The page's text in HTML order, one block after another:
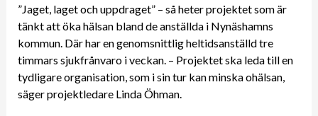
”Jaget, laget och uppdraget” – så heter projektet som är
tänkt att öka hälsan bland de anställda i Nynäshamns
kommun. Där har en genomsnittlig heltidsanställd tre
timmars sjukfrånvaro i veckan. – Projektet ska leda till en
tydligare organisation, som i sin tur kan minska ohälsan,
säger projektledare Linda Öhman.